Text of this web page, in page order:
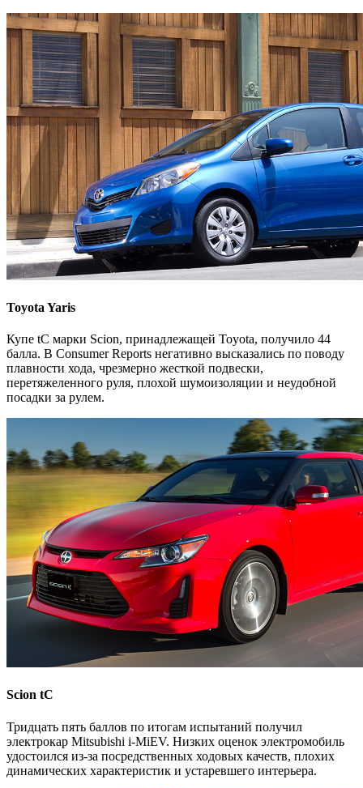
Toyota Yaris
Купе tC марки Scion, принадлежащей Toyota, получило 44
балла. В Consumer Reports негативно высказались по поводу
плавности хода, чрезмерно жесткой подвески,
перетяжеленного руля, плохой шумоизоляции и неудобной
посадки за рулем.
Scion tC
Тридцать пять баллов по итогам испытаний получил
электрокар Mitsubishi i-MiEV. Низких оценок электромобиль
удостоился из-за посредственных ходовых качеств, плохих
динамических характеристик и устаревшего интерьера.